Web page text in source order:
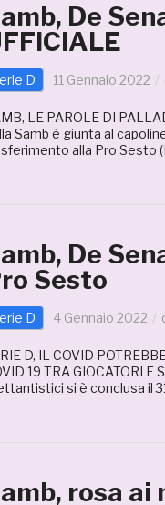
De
D 11 Gennaio 2022
LE PAROLE DI
Samb è giunta al
alla Pro Sesto
De
Sesto
D 4 Gennaio 2022
D, IL COVID
19 TRA GIOCATORI
si è conclusa il
rosa